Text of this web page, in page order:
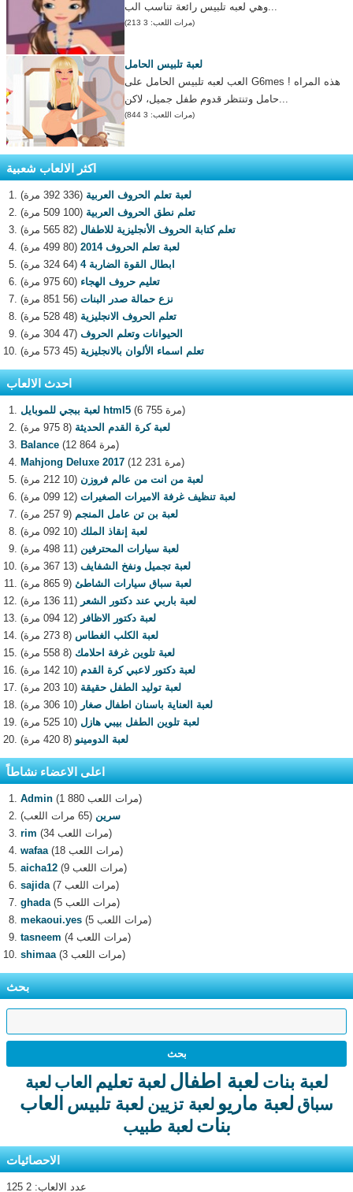
وهي لعبه تلبيس رائعة تناسب الب...
(مرات اللعب: 3 213)
لعبة تلبيس الحامل
العب لعبه تلبيس الحامل على G6mes ! هذه المراه
حامل وتنتظر قدوم طفل جميل، لاكن...
(مرات اللعب: 3 844)
اكثر الالعاب شعبية
لعبة تعلم الحروف العربية (336 392 مرة)
تعلم نطق الحروف العربية (100 509 مرة)
تعلم كتابة الحروف الأنجليزية للاطفال (82 565 مرة)
لعبة تعلم الحروف 2014
(80 499 مرة)
ابطال القوة الضاربة 4
(64 324 مرة)
تعليم حروف الهجاء (60 975 مرة)
نزع حمالة صدر البنات (56 851 مرة)
تعلم الحروف الانجليزية (48 528 مرة)
الحيوانات وتعلم الحروف (47 304 مرة)
تعلم اسماء الألوان بالانجليزية (45 573 مرة)
احدث الالعاب
لعبة ببجي للموبايل html5
(6 755 مرة)
لعبة كرة القدم الحديثة (8 975 مرة)
Balance
(12 864 مرة)
Mahjong Deluxe 2017
(12 231 مرة)
لعبة من انت من عالم فروزن (10 212 مرة)
لعبة تنظيف غرفة الاميرات الصغيرات (12 099 مرة)
لعبة بن تن عامل المنجم (9 257 مرة)
لعبة إنقاذ الملك (10 092 مرة)
لعبة سيارات المحترفين (11 498 مرة)
لعبة تجميل ونفخ الشفايف (13 367 مرة)
لعبة سباق سيارات الشاطئ (9 865 مرة)
لعبة باربي عند دكتور الشعر (11 136 مرة)
لعبة دكتور الاظافر (12 094 مرة)
لعبة الكلب الغطاس (8 273 مرة)
لعبة تلوين غرفة احلامك (8 558 مرة)
لعبة دكتور لاعبي كرة القدم (10 142 مرة)
لعبة توليد الطفل حقيقة (10 203 مرة)
لعبة العناية باسنان اطفال صغار (10 306 مرة)
لعبة تلوين الطفل بيبي هازل (10 525 مرة)
لعبة الدومينو (8 420 مرة)
اعلى الاعضاء نشاطاً
Admin
(1 880 مرات اللعب)
سرين (65 مرات اللعب)
rim
(34 مرات اللعب)
wafaa
(18 مرات اللعب)
aicha12
(9 مرات اللعب)
sajida
(7 مرات اللعب)
ghada
(5 مرات اللعب)
mekaoui.yes
(5 مرات اللعب)
tasneem
(4 مرات اللعب)
shimaa
(3 مرات اللعب)
بحث
لعبة بنات لعبة اطفال لعبة تعليم العاب لعبة
سباق لعبة ماريو لعبة تزيين لعبة تلبيس العاب
بنات لعبة طبيب
الاحصائيات
عدد الالعاب: 2 125